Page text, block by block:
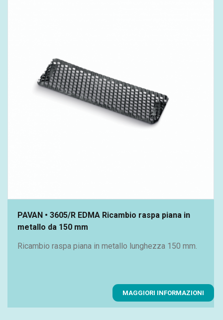
PAVAN • 3605/R EDMA Ricambio raspa piana in
metallo da 150 mm
Ricambio raspa piana in metallo lunghezza 150 mm.
MAGGIORI INFORMAZIONI